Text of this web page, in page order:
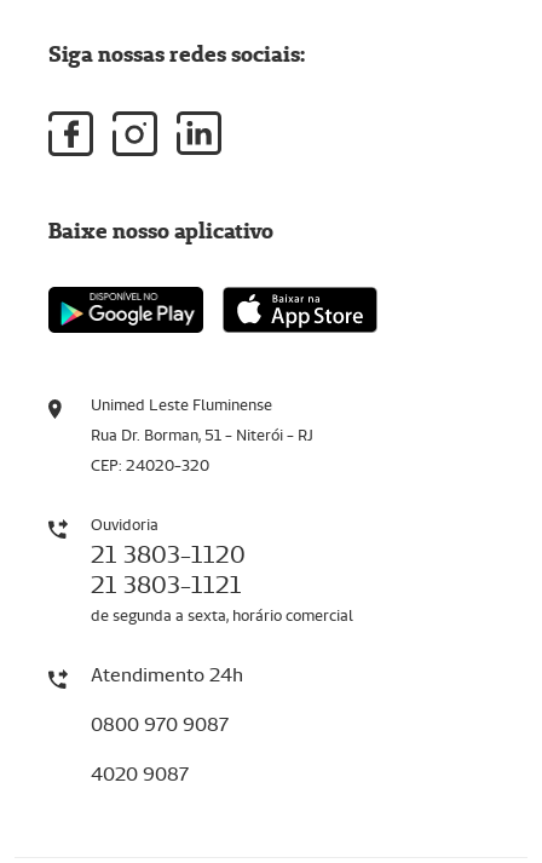
Unimed Leste Fluminense
Rua Dr. Borman, 51 - Niterói - RJ
CEP: 24020-320
Ouvidoria
21 3803-1120
21 3803-1121
de segunda a sexta, horário comercial
Atendimento 24h
0800 970 9087
4020 9087
Siga nossas redes sociais:
Baixe nosso aplicativo